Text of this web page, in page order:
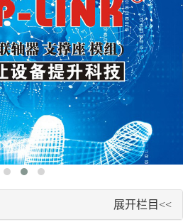
English
展开栏目<<